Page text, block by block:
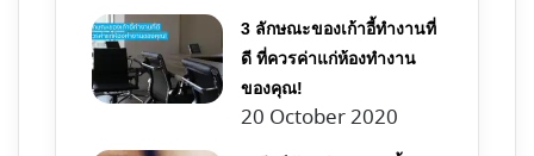
3 ลักษณะของเก้าอี้ทำงานที่
ดี ที่ควรค่าแก่ห้องทำงาน
ของคุณ!
20 October 2020